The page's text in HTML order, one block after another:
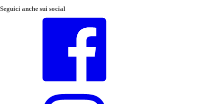
Seguici anche sui social